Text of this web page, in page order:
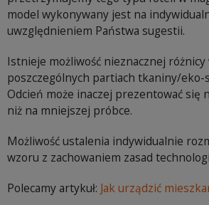
model wykonywany jest na
uwzględnieniem Państwa sugestii.
Istnieje możliwość nieznacznej
poszczególnych partiach tkaniny/
Odcień może inaczej prezentować się
niż na mniejszej próbce.
Możliwość ustalenia indywidualnie
wzoru z zachowaniem zasad
Polecamy artykuł: Jak urządzić